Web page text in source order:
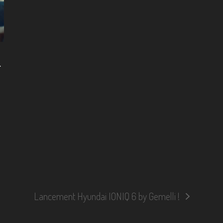
next
Lancement Hyundai IONIQ 6 by Gemelli !